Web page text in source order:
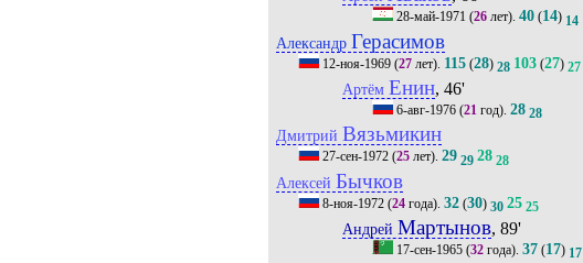
28-май-1971 (26лет). 40(14) 14
Александр Герасимов
12-ноя-1969 (27 лет). 115 (28) 28 103 (27) 27
Артём Енин, 46'
6-авг-1976(21год). 28 28
ДмитрийВязьмикин
27-сен-1972 (25 лет).29 29 28 28
Алексей Бычков
8-ноя-1972 (24 года).32 (30) 30 25 25
Андрей Мартынов, 89'
17-сен-1965(32года). 37(17) 17